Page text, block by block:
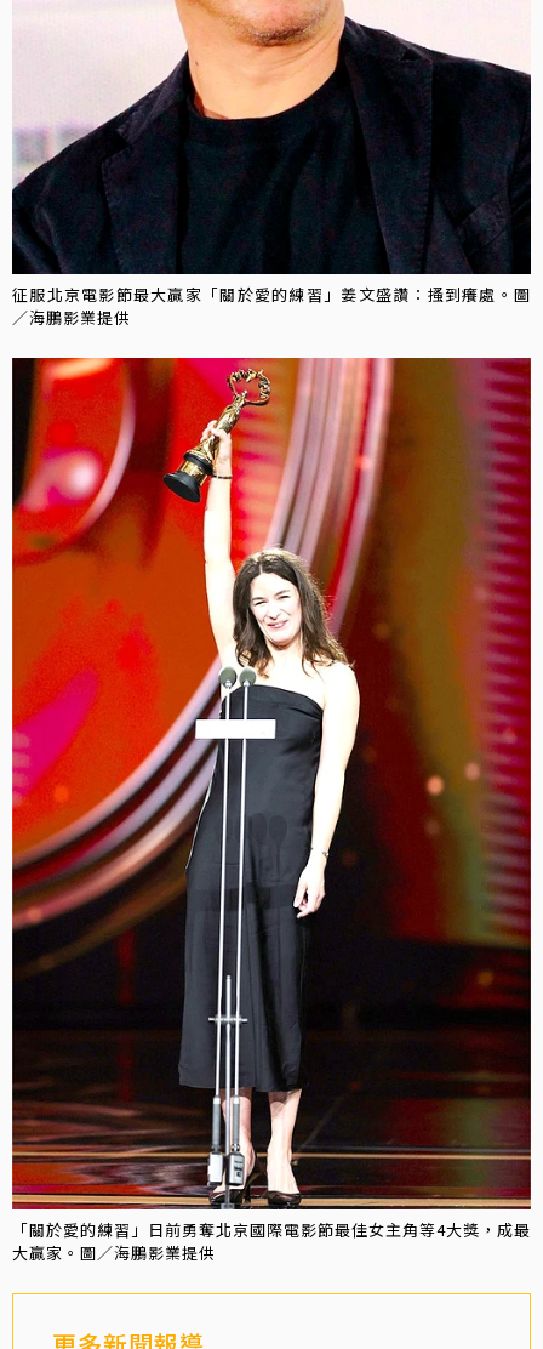
征服北京電影節最大贏家「關於愛的練習」姜文盛讚：搔到癢處。圖
／海鵬影業提供
「關於愛的練習」日前勇奪北京國際電影節最佳女主角等4大獎，成最
大贏家。圖／海鵬影業提供